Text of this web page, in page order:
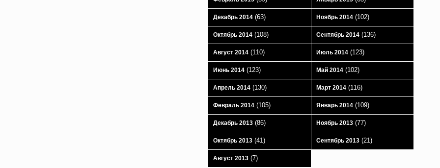
Декабрь 2014 (63) Ноябрь 2014(102)
Октябрь 2014 (108) Сентябрь 2014(136)
Август 2014 (110) Июль 2014(123)
Июнь 2014 (123) Май 2014(102)
Апрель 2014 (130) Март 2014(116)
Февраль 2014 (105) Январь 2014(109)
Декабрь 2013 (86) Ноябрь 2013(77)
Октябрь 2013 (41) Сентябрь 2013(21)
Август 2013 (7)